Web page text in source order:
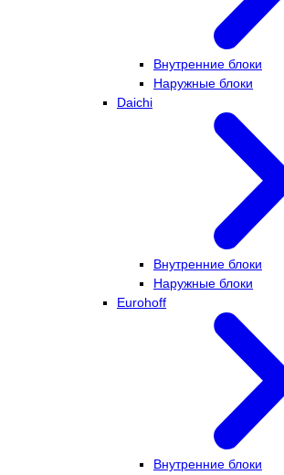
Внутренние блоки
Наружные блоки
Daichi
Внутренние блоки
Наружные блоки
Eurohoff
Внутренние блоки